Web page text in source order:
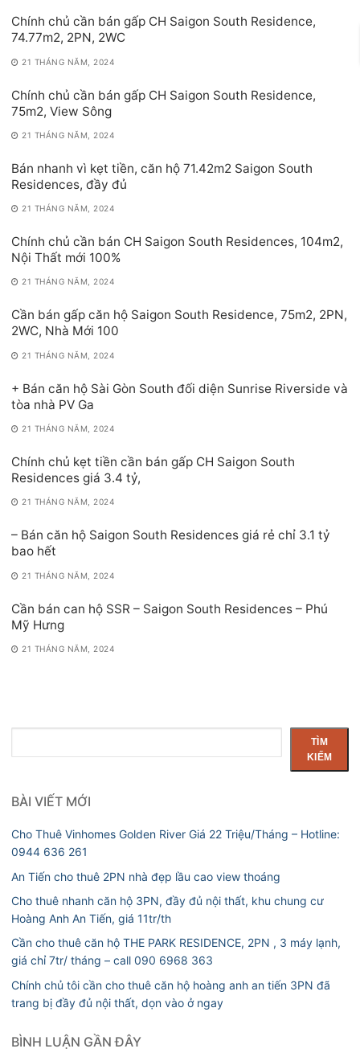
Chính chủ cần bán gấp CH Saigon South Residence,
74.77m2, 2PN, 2WC
21 THÁNG NĂM, 2024
Chính chủ cần bán gấp CH Saigon South Residence,
75m2, View Sông
21 THÁNG NĂM, 2024
Bán nhanh vì kẹt tiền, căn hộ 71.42m2 Saigon South
Residences, đầy đủ
21 THÁNG NĂM, 2024
Chính chủ cần bán CH Saigon South Residences, 104m2,
Nội Thất mới 100%
21 THÁNG NĂM, 2024
Cần bán gấp căn hộ Saigon South Residence, 75m2, 2PN,
2WC, Nhà Mới 100
21 THÁNG NĂM, 2024
+ Bán căn hộ Sài Gòn South đối diện Sunrise Riverside và
tòa nhà PV Ga
21 THÁNG NĂM, 2024
Chính chủ kẹt tiền cần bán gấp CH Saigon South
Residences giá 3.4 tỷ,
21 THÁNG NĂM, 2024
– Bán căn hộ Saigon South Residences giá rẻ chỉ 3.1 tỷ
bao hết
21 THÁNG NĂM, 2024
Cần bán can hộ SSR – Saigon South Residences – Phú
Mỹ Hưng
21 THÁNG NĂM, 2024
kiếm
TÌM
KIẾM
BÀI VIẾT MỚI
Cho Thuê Vinhomes Golden River Giá 22 Triệu/Tháng – Hotline:
0944 636 261
An Tiến cho thuê 2PN nhà đẹp lầu cao view thoáng
Cho thuê nhanh căn hộ 3PN, đầy đủ nội thất, khu chung cư
Hoàng Anh An Tiến, giá 11tr/th
Cần cho thuê căn hộ THE PARK RESIDENCE, 2PN , 3 máy lạnh,
giá chỉ 7tr/ tháng – call 090 6968 363
Chính chủ tôi cần cho thuê căn hộ hoàng anh an tiến 3PN đã
trang bị đầy đủ nội thất, dọn vào ở ngay
BÌNH LUẬN GẦN ĐÂY